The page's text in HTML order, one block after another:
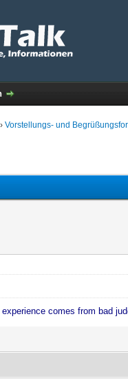
› Vorstellungs- und
comes from bad